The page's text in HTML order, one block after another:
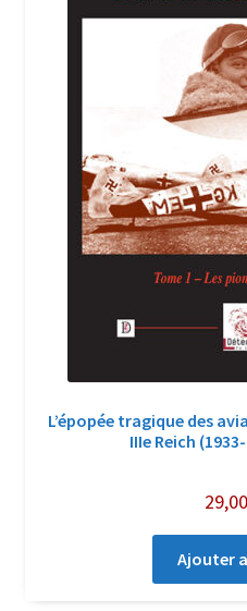
L’épopée tragique des
IIIe Reich
29,00
Ajouter